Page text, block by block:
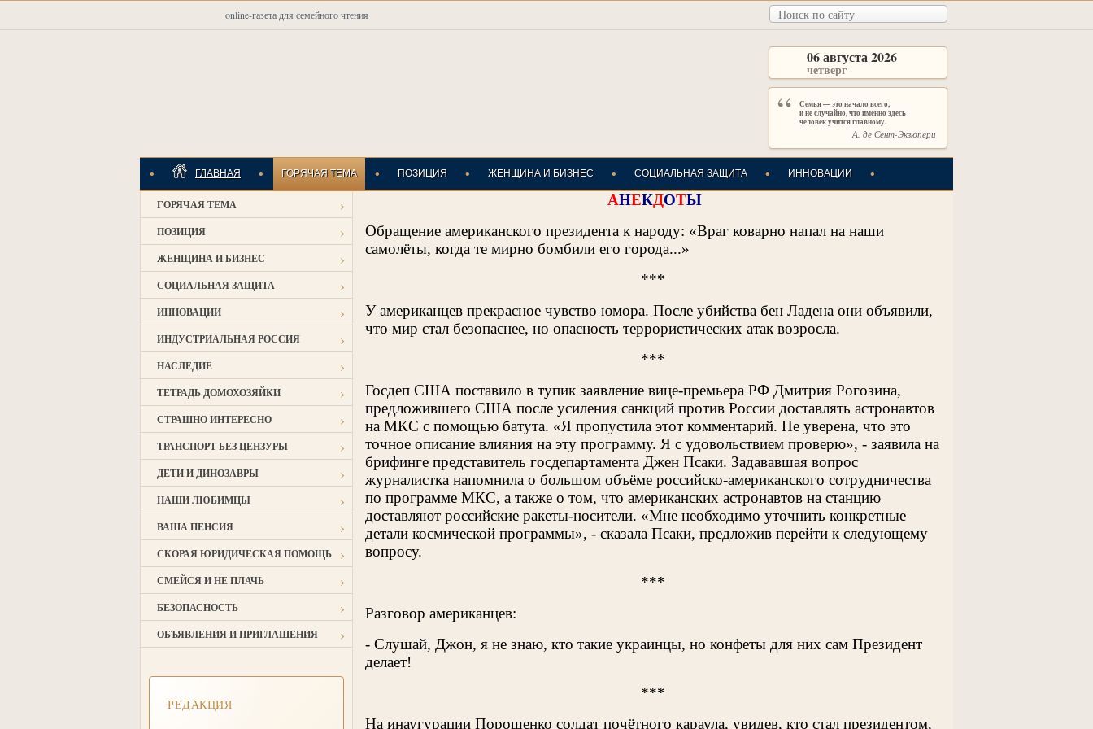
online-газета для семейного чтения
06 августа 2026
четверг
“
Семья — это начало всего,
и не случайно, что именно здесь
человек учится главному.
А. де Сент-Экзюпери
• ГЛАВНАЯ • ГОРЯЧАЯ ТЕМА • ПОЗИЦИЯ • ЖЕНЩИНА И БИЗНЕС • СОЦИАЛЬНАЯ ЗАЩИТА • ИННОВАЦИИ •
ИНДУСТРИАЛЬНАЯ
ГОРЯЧАЯ ТЕМА ›
ПОЗИЦИЯ ›
ЖЕНЩИНА И БИЗНЕС ›
СОЦИАЛЬНАЯ ЗАЩИТА ›
ИННОВАЦИИ ›
ИНДУСТРИАЛЬНАЯ РОССИЯ ›
НАСЛЕДИЕ ›
ТЕТРАДЬ ДОМОХОЗЯЙКИ ›
СТРАШНО ИНТЕРЕСНО ›
ТРАНСПОРТ БЕЗ ЦЕНЗУРЫ ›
ДЕТИ И ДИНОЗАВРЫ ›
НАШИ ЛЮБИМЦЫ ›
ВАША ПЕНСИЯ ›
СКОРАЯ ЮРИДИЧЕСКАЯ ПОМОЩЬ ›
СМЕЙСЯ И НЕ ПЛАЧЬ ›
БЕЗОПАСНОСТЬ ›
ОБЪЯВЛЕНИЯ И ПРИГЛАШЕНИЯ ›
РЕДАКЦИЯ
АНЕКДОТЫ
Обращение американского президента к народу: «Враг коварно напал на наши
самолёты, когда те мирно бомбили его города...»
***
У американцев прекрасное чувство юмора. После убийства бен Ладена они объявили,
что мир стал безопаснее, но опасность террористических атак возросла.
***
Госдеп США поставило в тупик заявление вице-премьера РФ Дмитрия Рогозина,
предложившего США после усиления санкций против России доставлять астронавтов
на МКС с помощью батута. «Я пропустила этот комментарий. Не уверена, что это
точное описание влияния на эту программу. Я с удовольствием проверю», - заявила на
брифинге представитель госдепартамента Джен Псаки. Задававшая вопрос
журналистка напомнила о большом объёме российско-американского сотрудничества
по программе МКС, а также о том, что американских астронавтов на станцию
доставляют российские ракеты-носители. «Мне необходимо уточнить конкретные
детали космической программы», - сказала Псаки, предложив перейти к следующему
вопросу.
***
Разговор американцев:
- Слушай, Джон, я не знаю, кто такие украинцы, но конфеты для них сам Президент
делает!
***
На инаугурации Порошенко солдат почётного караула, увидев, кто стал президентом,